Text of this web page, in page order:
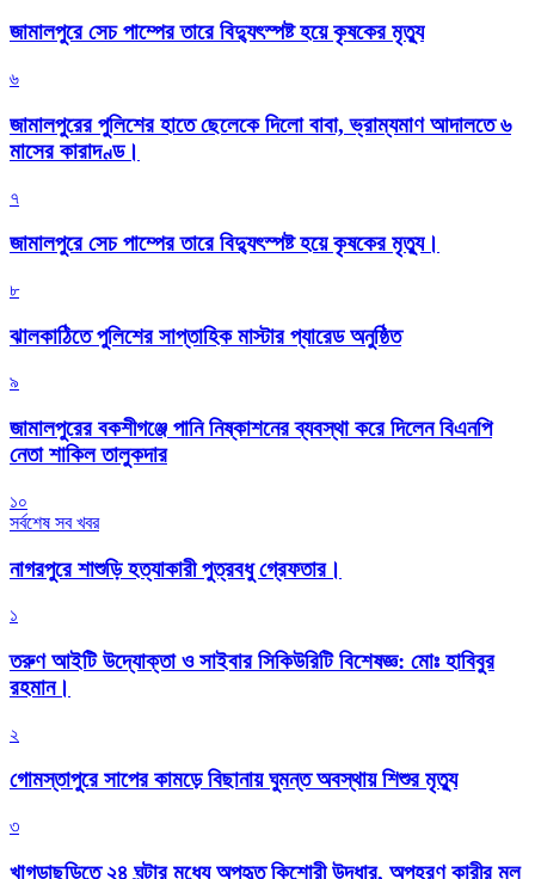
জামালপুরে সেচ পাম্পের তারে বিদ্যুৎস্পষ্ট হয়ে কৃষকের মৃত্যু
৬
জামালপুরের পুলিশের হাতে ছেলেকে দিলো বাবা, ভ্রাম্যমাণ আদালতে ৬
মাসের কারাদণ্ড।
৭
জামালপুরে সেচ পাম্পের তারে বিদ্যুৎস্পষ্ট হয়ে কৃষকের মৃত্যু।
৮
‎ঝালকাঠিতে পুলিশের সাপ্তাহিক মাস্টার প্যারেড অনুষ্ঠিত
৯
জামালপুরের বকশীগঞ্জে পানি নিষ্কাশনের ব্যবস্থা করে দিলেন বিএনপি
নেতা শাকিল তালুকদার
১০
সর্বশেষ সব খবর
নাগরপুরে শাশুড়ি হত্যাকারী পুত্রবধু গ্রেফতার।
১
তরুণ আইটি উদ্যোক্তা ও সাইবার সিকিউরিটি বিশেষজ্ঞ: মোঃ হাবিবুর
রহমান।
২
গোমস্তাপুরে সাপের কামড়ে বিছানায় ঘুমন্ত অবস্থায় শিশুর মৃত্যু
৩
খাগড়াছড়িতে ২৪ ঘন্টার মধ্যে অপহৃত কিশোরী উদ্ধার, অপহরণ কারীর মূল